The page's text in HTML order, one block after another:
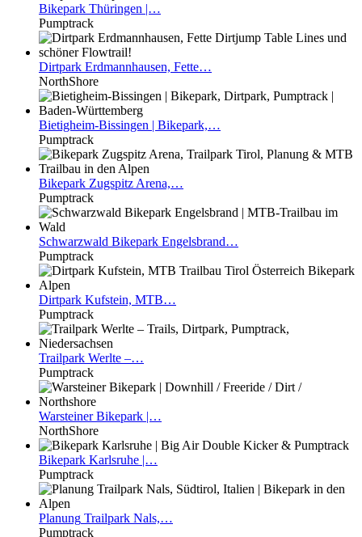
Bikepark Thüringen |…
Pumptrack
Dirtpark Erdmannhausen, Fette…
NorthShore
Bietigheim-Bissingen | Bikepark,…
Pumptrack
Bikepark Zugspitz Arena,…
Pumptrack
Schwarzwald Bikepark Engelsbrand…
Pumptrack
Dirtpark Kufstein, MTB…
Pumptrack
Trailpark Werlte –…
Pumptrack
WarsteinerBikepark |…
NorthShore
Bikepark Karlsruhe |…
Pumptrack
Planung Trailpark Nals,…
Pumptrack